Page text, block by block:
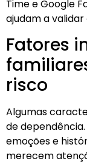
Time e Google
ajudam a validar
Fatores
risco
Algumas
de
emoções e
merecem